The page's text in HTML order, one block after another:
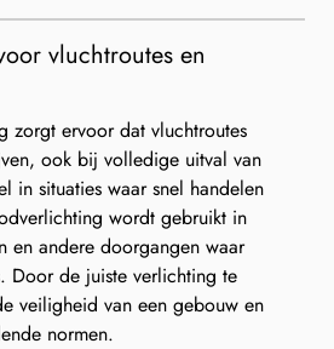
vluchtroutes en
zorgt ervoor dat vluchtroutes
ook bij volledige uitval van
in situaties waar snel handelen
wordt gebruikt in
en andere doorgangen waar
Door de juiste verlichting te
veiligheid van een gebouw en
normen.